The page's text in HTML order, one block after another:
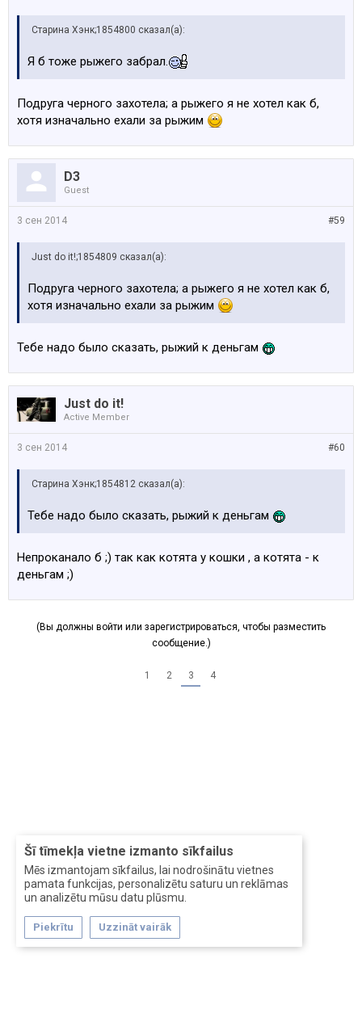
Šī tīmekļa vietne izmanto sīkfailus
Mēs izmantojam sīkfailus, lai nodrošinātu vietnes
pamata funkcijas, personalizētu saturu un reklāmas
un analizētu mūsu datu plūsmu.
Piekrītu Uzzināt vairāk
Старина Хэнк;1854800 сказал(а):
Я б тоже рыжего забрал.
Подруга черного захотела; а рыжего я не хотел как б,
хотя изначально ехали за рыжим
D3
Guest
#59
3 сен 2014
Just do it!;1854809 сказал(а):
Подруга черного захотела; а рыжего я не хотел как б,
хотя изначально ехали за рыжим
Тебе надо было сказать, рыжий к деньгам
Just do it!
Active Member
#60
3 сен 2014
Старина Хэнк;1854812 сказал(а):
Тебе надо было сказать, рыжий к деньгам
Непроканало б ;) так как котята у кошки , а котята - к
деньгам ;)
(Вы должны войти или зарегистрироваться, чтобы разместить
сообщение.)
1 2 3 4